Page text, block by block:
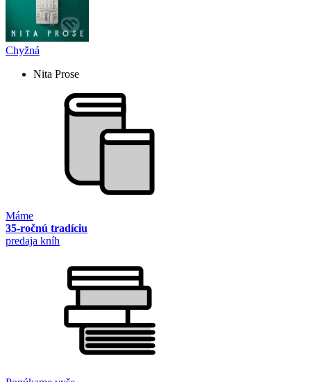
Chyžná
Nita Prose
Máme
35-ročnú tradíciu
predaja kníh